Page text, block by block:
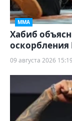
ММА
Хабиб
оскорбления
09 августа 2026 15:19